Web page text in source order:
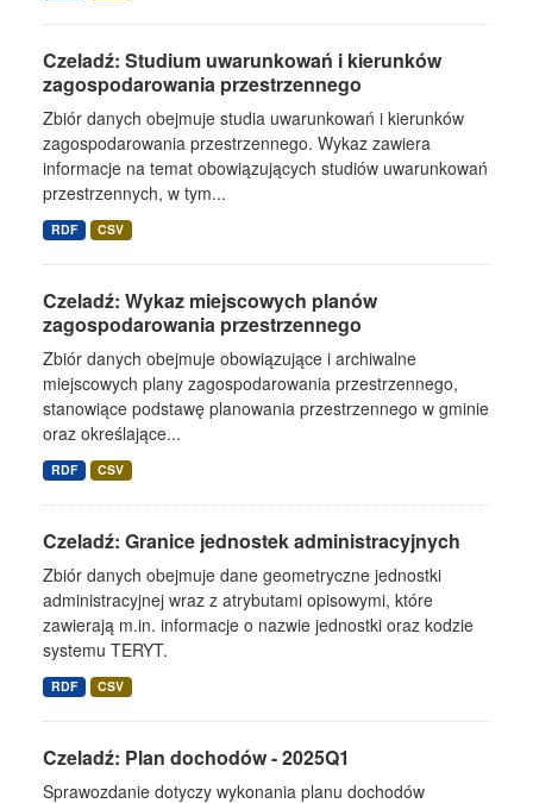
Czeladź: Studium uwarunkowań i kierunków
zagospodarowania przestrzennego
Zbiór danych obejmuje studia uwarunkowań i kierunków
zagospodarowania przestrzennego. Wykaz zawiera
informacje na temat obowiązujących studiów uwarunkowań
przestrzennych, w tym...
RDF CSV
Czeladź: Wykaz miejscowych planów
zagospodarowania przestrzennego
Zbiór danych obejmuje obowiązujące i archiwalne
miejscowych plany zagospodarowania przestrzennego,
stanowiące podstawę planowania przestrzennego w gminie
oraz określające...
RDF CSV
Czeladź: Granice jednostek administracyjnych
Zbiór danych obejmuje dane geometryczne jednostki
administracyjnej wraz z atrybutami opisowymi, które
zawierają m.in. informacje o nazwie jednostki oraz kodzie
systemu TERYT.
RDF CSV
Czeladź: Plan dochodów - 2025Q1
Sprawozdanie dotyczy wykonania planu dochodów